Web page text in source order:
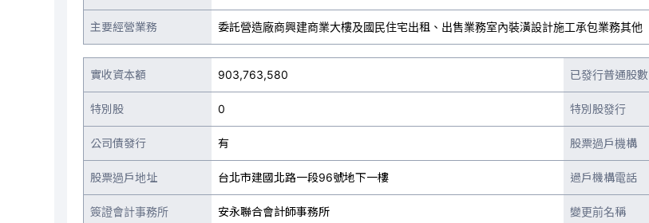
主要經營業務 委託營造廠商興建商業大樓及國民住宅出租、出售業務室內裝潢設計施工承包業務其他
實收資本額 903,763,580 已發行普通股數
特別股 0 特別股發行
公司債發行 有 股票過戶機構
股票過戶地址 台北市建國北路一段96號地下一樓 過戶機構電話
簽證會計事務所 安永聯合會計師事務所 變更前名稱